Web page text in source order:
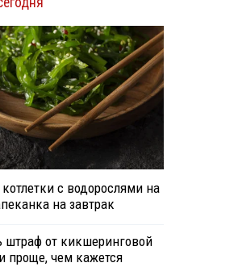
с водорослями на
на завтрак
штраф от кикшеринговой
проще, чем кажется